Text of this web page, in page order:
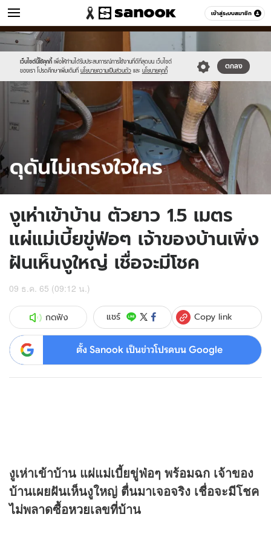
เข้าสู่ระบบสมาชิก
ข่าว หมวดอื่นๆ
เว็บไซต์นี้ใช้คุกกี้ เพื่อให้ท่านได้รับประสบการณ์การใช้งานที่ดีที่สุดบน เว็บไซต์
ของเรา โปรดศึกษาเพิ่มเติมที่ นโยบายความเป็นส่วนตัว และ นโยบายคุกกี้
ตกลง
Sanook
//s.isanook.com/sr/0/images/logo-
new-
sanook.png
600
60
//s.isanook.com/ns/0/ud/1734/8674922/snakr.jpg
งูเห่าเข้าบ้าน ตัวยาว 1.5 เมตร
แผ่แม่เบี้ยขู่ฟ่อๆ เจ้าของบ้านเพิ่ง
ฝันเห็นงูใหญ่ เชื่อจะมีโชค
09 ธ.ค. 65 (09:12 น.)
กดฟัง แชร์ Copy link
ตั้ง Sanook เป็นข่าวโปรดบน Google
งูเห่าเข้าบ้าน แผ่แม่เบี้ยขู่ฟ่อๆ พร้อมฉก เจ้าของ
บ้านเผยฝันเห็นงูใหญ่ ตื่นมาเจอจริง เชื่อจะมีโชค
ไม่พลาดซื้อหวยเลขที่บ้าน